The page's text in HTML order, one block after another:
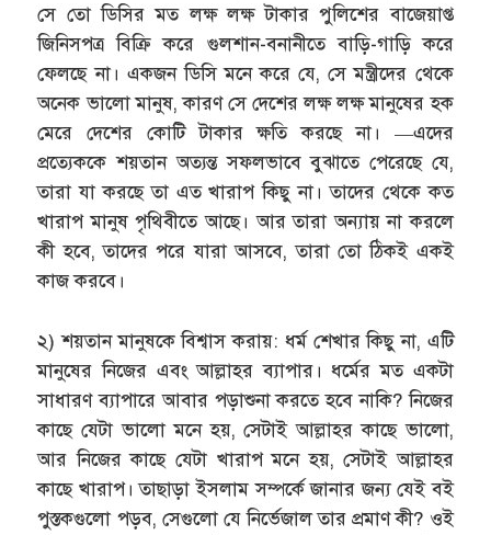
সে তো ডিসির মত লক্ষ লক্ষ টাকার পুলিশের বাজেয়াপ্ত
জিনিসপত্র বিক্রি করে গুলশান-বনানীতে বাড়ি-গাড়ি করে
ফেলছে না। একজন ডিসি মনে করে যে, সে মন্ত্রীদের থেকে
অনেক ভালো মানুষ, কারণ সে দেশের লক্ষ লক্ষ মানুষের হক
মেরে দেশের কোটি টাকার ক্ষতি করছে না। —এদের
প্রত্যেককে শয়তান অত্যন্ত সফলভাবে বুঝাতে পেরেছে যে,
তারা যা করছে তা এত খারাপ কিছু না। তাদের থেকে কত
খারাপ মানুষ পৃথিবীতে আছে। আর তারা অন্যায় না করলে
কী হবে, তাদের পরে যারা আসবে, তারা তো ঠিকই একই
কাজ করবে।
২) শয়তান মানুষকে বিশ্বাস করায়: ধর্ম শেখার কিছু না, এটি
মানুষের নিজের এবং আল্লাহর ব্যাপার। ধর্মের মত একটা
সাধারণ ব্যাপারে আবার পড়াশুনা করতে হবে নাকি? নিজের
কাছে যেটা ভালো মনে হয়, সেটাই আল্লাহর কাছে ভালো,
আর নিজের কাছে যেটা খারাপ মনে হয়, সেটাই আল্লাহর
কাছে খারাপ। তাছাড়া ইসলাম সম্পর্কে জানার জন্য যেই বই
পুস্তকগুলো পড়ব, সেগুলো যে নির্ভেজাল তার প্রমাণ কী? ওই